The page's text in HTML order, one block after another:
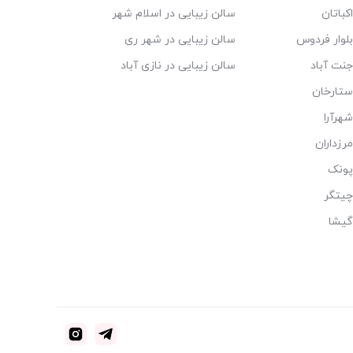
فردوس
آباد
سالن زیبایی در اسلام شهر
سالن زیبایی در شهر ری
سالن زیبایی در نازی آباد